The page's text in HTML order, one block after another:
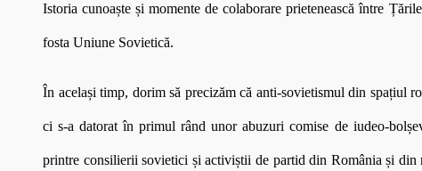
Istoria cunoaște și momente de colaborare prietenească între
fosta Uniune Sovietică.
În același timp, dorim să precizăm că anti-sovietismul din spațiul
ci s-a datorat în primul rând unor abuzuri comise de iudeo-
printre consilierii sovietici și activiștii de partid din România și